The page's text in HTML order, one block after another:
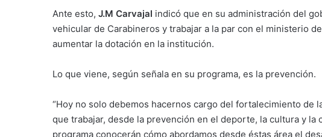
Ante esto, J.M Carvajal indicó que en su administración del
vehicular de Carabineros y trabajar a la par con el ministerio
aumentar la dotación en la institución.
Lo que viene, según señala en su programa, es la prevención.
“Hoy no solo debemos hacernos cargo del fortalecimiento de
que trabajar, desde la prevención en el deporte, la cultura y la
programa conocerán cómo abordamos desde éstas área el